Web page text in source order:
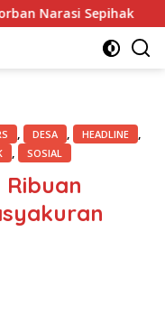
Sepihak 234SC
, DESA , HEADLINE ,
, SOSIAL